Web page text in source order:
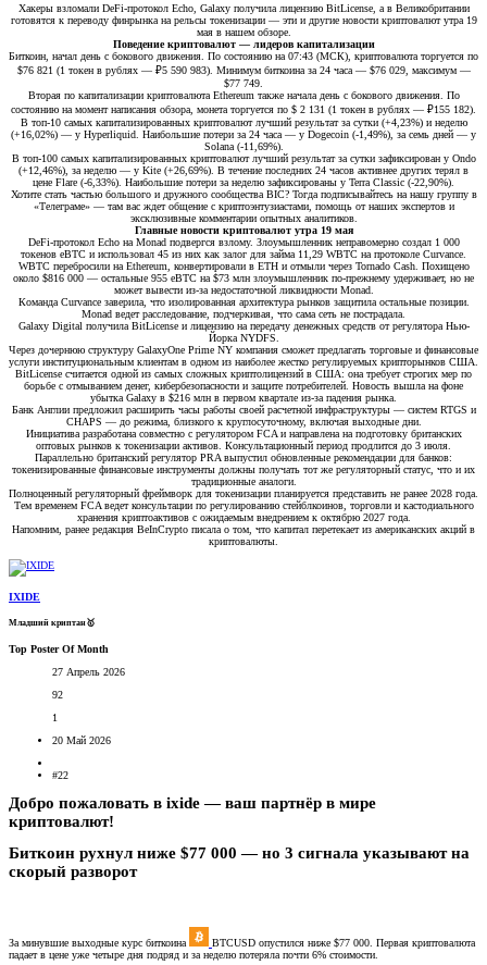
Хакеры взломали DeFi-протокол Echo, Galaxy получила лицензию BitLicense, а в Великобритании
готовятся к переводу финрынка на рельсы токенизации — эти и другие новости криптовалют утра 19
мая в нашем обзоре.
Поведение криптовалют — лидеров капитализации
Биткоин, начал день с бокового движения. По состоянию на 07:43 (МСК), криптовалюта торгуется по
$76 821 (1 токен в рублях — ₽5 590 983). Минимум биткоина за 24 часа — $76 029, максимум —
$77 749.
Вторая по капитализации криптовалюта Ethereum также начала день с бокового движения. По
состоянию на момент написания обзора, монета торгуется по $ 2 131 (1 токен в рублях — ₽155 182).
В топ-10 самых капитализированных криптовалют лучший результат за сутки (+4,23%) и неделю
(+16,02%) — у Hyperliquid. Наибольшие потери за 24 часа — у Dogecoin (-1,49%), за семь дней — у
Solana (-11,69%).
В топ-100 самых капитализированных криптовалют лучший результат за сутки зафиксирован у Ondo
(+12,46%), за неделю — у Kite (+26,69%). В течение последних 24 часов активнее других терял в
цене Flare (-6,33%). Наибольшие потери за неделю зафиксированы у Terra Classic (-22,90%).
Хотите стать частью большого и дружного сообщества BIC? Тогда подписывайтесь на нашу группу в
«Телеграме» — там вас ждет общение с криптоэнтузиастами, помощь от наших экспертов и
эксклюзивные комментарии опытных аналитиков.
Главные новости криптовалют утра 19 мая
DeFi-протокол Echo на Monad подвергся взлому. Злоумышленник неправомерно создал 1 000
токенов eBTC и использовал 45 из них как залог для займа 11,29 WBTC на протоколе Curvance.
WBTC перебросили на Ethereum, конвертировали в ETH и отмыли через Tornado Cash. Похищено
около $816 000 — остальные 955 eBTC на $73 млн злоумышленник по-прежнему удерживает, но не
может вывести из-за недостаточной ликвидности Monad.
Команда Curvance заверила, что изолированная архитектура рынков защитила остальные позиции.
Monad ведет расследование, подчеркивая, что сама сеть не пострадала.
Galaxy Digital получила BitLicense и лицензию на передачу денежных средств от регулятора Нью-
Йорка NYDFS.
Через дочернюю структуру GalaxyOne Prime NY компания сможет предлагать торговые и финансовые
услуги институциональным клиентам в одном из наиболее жестко регулируемых крипторынков США.
BitLicense считается одной из самых сложных криптолицензий в США: она требует строгих мер по
борьбе с отмыванием денег, кибербезопасности и защите потребителей. Новость вышла на фоне
убытка Galaxy в $216 млн в первом квартале из-за падения рынка.
Банк Англии предложил расширить часы работы своей расчетной инфраструктуры — систем RTGS и
CHAPS — до режима, близкого к круглосуточному, включая выходные дни.
Инициатива разработана совместно с регулятором FCA и направлена на подготовку британских
оптовых рынков к токенизации активов. Консультационный период продлится до 3 июля.
Параллельно британский регулятор PRA выпустил обновленные рекомендации для банков:
токенизированные финансовые инструменты должны получать тот же регуляторный статус, что и их
традиционные аналоги.
Полноценный регуляторный фреймворк для токенизации планируется представить не ранее 2028 года.
Тем временем FCA ведет консультации по регулированию стейблкоинов, торговли и кастодиального
хранения криптоактивов с ожидаемым внедрением к октябрю 2027 года.
Напомним, ранее редакция BeInCrypto писала о том, что капитал перетекает из американских акций в
криптовалюты.​
IXIDE
Младший криптан🥇
Top Poster Of Month
27 Апрель 2026
92
1
20 Май 2026
#22
Добро пожаловать в ixide — ваш партнёр в мире
криптовалют!​
Биткоин рухнул ниже $77 000 — но 3 сигнала указывают на
скорый разворот​
За минувшие выходные курс биткоина
BTCUSD опустился ниже $77 000. Первая криптовалюта
падает в цене уже четыре дня подряд и за неделю потеряла почти 6% стоимости.